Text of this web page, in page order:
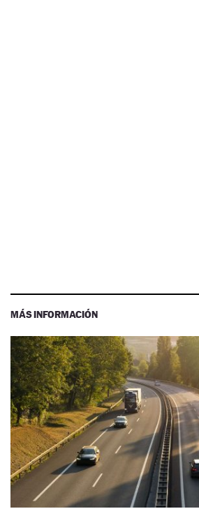
MÁS INFORMACIÓN